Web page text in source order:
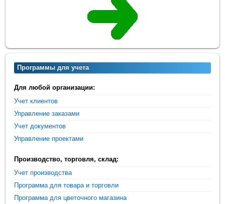
Программы для учета
Для любой организации:
Учет клиентов
Управление заказами
Учет документов
Управление проектами
Производство, торговля, склад:
Учет производства
Программа для товара и торговли
Программа для цветочного магазина